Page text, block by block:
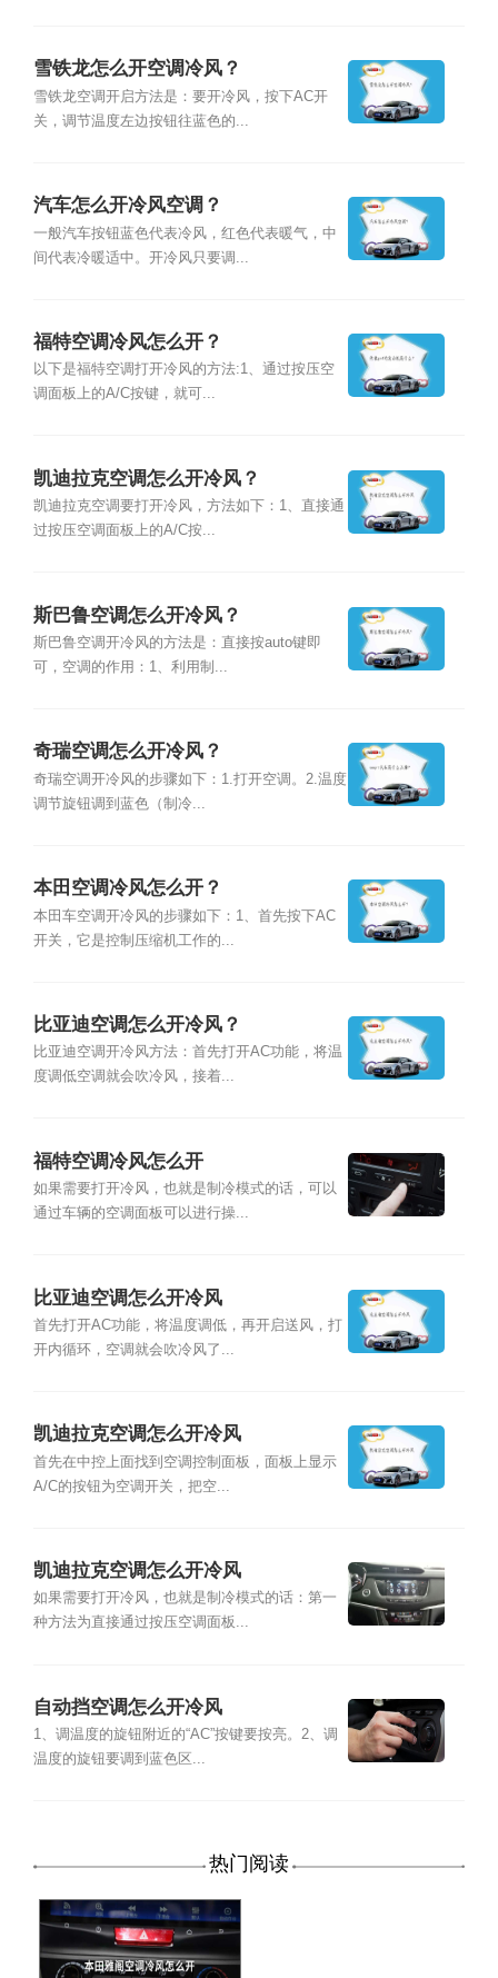
雪铁龙怎么开空调冷风？
雪铁龙空调开启方法是：要开冷风，按下AC开
关，调节温度左边按钮往蓝色的...
汽车怎么开冷风空调？
一般汽车按钮蓝色代表冷风，红色代表暖气，中
间代表冷暖适中。开冷风只要调...
福特空调冷风怎么开？
以下是福特空调打开冷风的方法:1、通过按压空
调面板上的A/C按键，就可...
凯迪拉克空调怎么开冷风？
凯迪拉克空调要打开冷风，方法如下：1、直接通
过按压空调面板上的A/C按...
斯巴鲁空调怎么开冷风？
斯巴鲁空调开冷风的方法是：直接按auto键即
可，空调的作用：1、利用制...
奇瑞空调怎么开冷风？
奇瑞空调开冷风的步骤如下：1.打开空调。2.温度
调节旋钮调到蓝色（制冷...
本田空调冷风怎么开？
本田车空调开冷风的步骤如下：1、首先按下AC
开关，它是控制压缩机工作的...
比亚迪空调怎么开冷风？
比亚迪空调开冷风方法：首先打开AC功能，将温
度调低空调就会吹冷风，接着...
福特空调冷风怎么开
如果需要打开冷风，也就是制冷模式的话，可以
通过车辆的空调面板可以进行操...
比亚迪空调怎么开冷风
首先打开AC功能，将温度调低，再开启送风，打
开内循环，空调就会吹冷风了...
凯迪拉克空调怎么开冷风
首先在中控上面找到空调控制面板，面板上显示
A/C的按钮为空调开关，把空...
凯迪拉克空调怎么开冷风
如果需要打开冷风，也就是制冷模式的话：第一
种方法为直接通过按压空调面板...
自动挡空调怎么开冷风
1、调温度的旋钮附近的“AC”按键要按亮。2、调
温度的旋钮要调到蓝色区...
热门阅读